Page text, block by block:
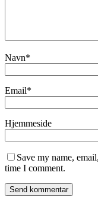
Navn*
Email*
Hjemmeside
Save my name,
time I comment.